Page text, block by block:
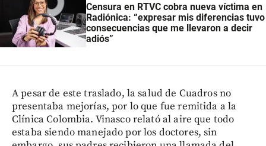
Censura en RTVC cobra nueva víctima en
Radiónica: “expresar mis diferencias tuvo
consecuencias que me llevaron a decir
adiós”
A pesar de este traslado, la salud de Cuadros no
presentaba mejorías, por lo que fue remitida a la
Clínica Colombia. Vinasco relató al aire que todo
estaba siendo manejado por los doctores, sin